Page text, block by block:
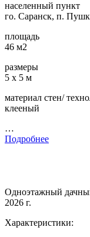
населенный пункт
го. Саранск, п.
площадь
46 м2
размеры
5 х 5 м
материал стен/
клееный
…
Подробнее
Одноэтажный
2026 г.
Характеристики: